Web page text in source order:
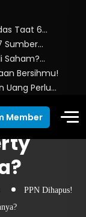
Taat 6…
Sumber…
Saham?…
Bersihmu!
Uang Perlu…
Member
PPN Dihapus!